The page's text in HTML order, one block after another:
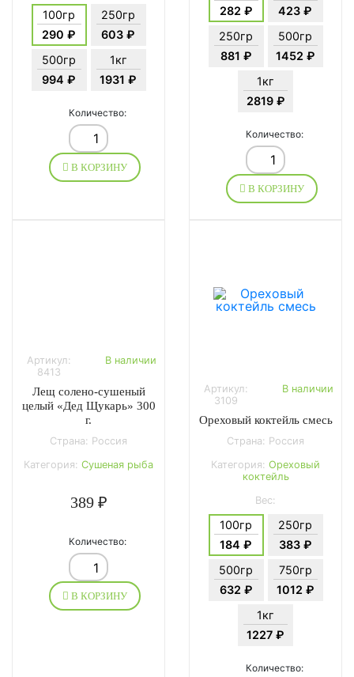
100гр
290 ₽
250гр
603 ₽
500гр
994 ₽
1кг
1931 ₽
Количество:
В КОРЗИНУ
282 ₽
423 ₽
250гр
881 ₽
500гр
1452 ₽
1кг
2819 ₽
Количество:
В КОРЗИНУ
Артикул:
8413
В наличии
Лещ солено-сушеный
целый «Дед Щукарь» 300
г.
Страна: Россия
Категория: Сушеная рыба
389 ₽
Количество:
В КОРЗИНУ
Артикул:
3109
В наличии
Ореховый коктейль смесь
Страна: Россия
Категория: Ореховый
коктейль
Вес:
100гр
184 ₽
250гр
383 ₽
500гр
632 ₽
750гр
1012 ₽
1кг
1227 ₽
Количество: